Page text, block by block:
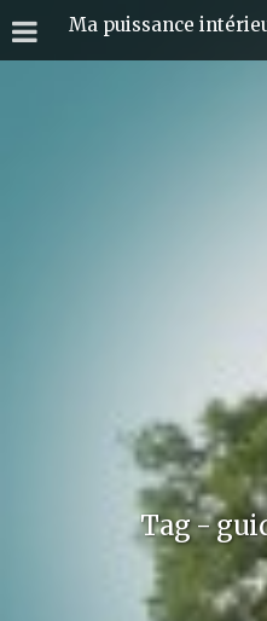
Ma puissance
Tag -